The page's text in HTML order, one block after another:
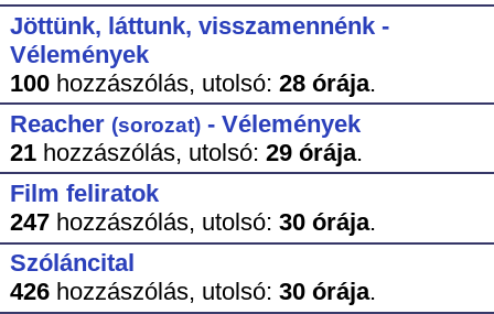
Jöttünk, láttunk, visszamennénk -
Vélemények
100hozzászólás, utolsó: 28 órája.
Reacher (sorozat)- Vélemények
21hozzászólás, utolsó: 29 órája.
Film feliratok
247hozzászólás, utolsó: 30 órája.
Szóláncital
426hozzászólás, utolsó: 30 órája.